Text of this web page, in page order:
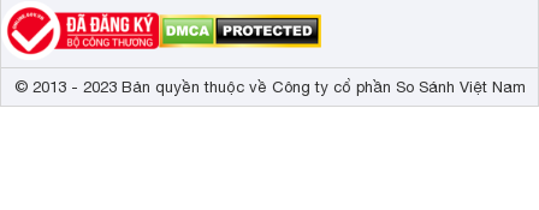
© 2013 - 2023 Bản quyền thuộc về Công ty cổ phần So Sánh Việt Nam